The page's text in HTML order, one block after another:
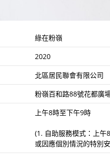
綠在粉嶺
2020
北區居民聯會有限公司
粉嶺百和路88號花都廣
上午8時至下午9時
(1. 自助服務模式：上午
或因應個別情況的特別